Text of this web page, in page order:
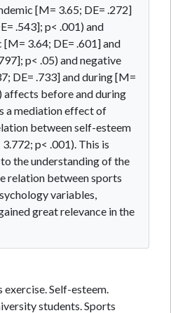
[M= 3.65; DE= .272]
.543]; p< .001) and
3.64; DE= .601] and
p< .05) and negative
DE= .733] and during [M=
affects before and during
a mediation effect of
between self-esteem
p< .001). This is
the understanding of the
relation between sports
variables,
great relevance in the
Self-esteem.
students. Sports